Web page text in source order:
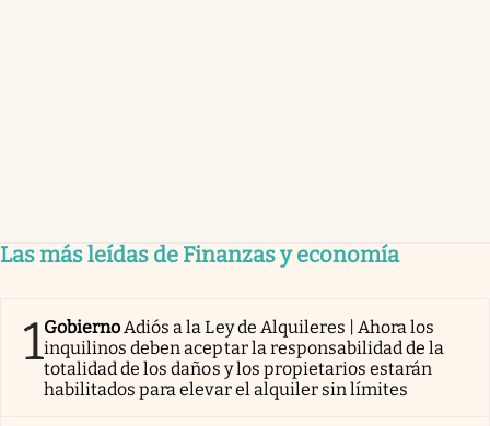
Las más leídas de Finanzas y economía
1GobiernoAdiós a la Ley de Alquileres | Ahora los
inquilinos deben aceptar la responsabilidad de la
totalidad de los daños y los propietarios estarán
habilitados para elevar el alquiler sin límites